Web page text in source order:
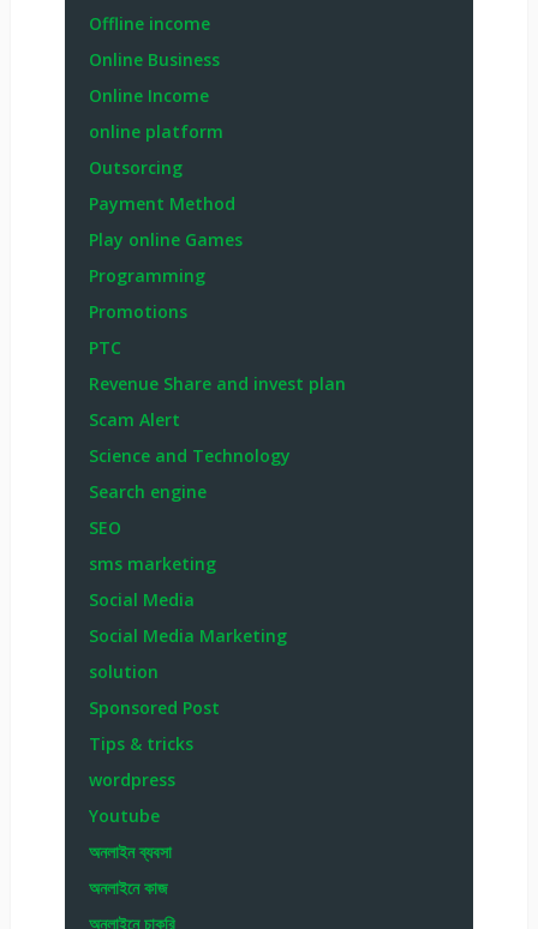
Offline income
Online Business
Online Income
online platform
Outsorcing
Payment Method
Play online Games
Programming
Promotions
PTC
Revenue Share and invest plan
Scam Alert
Science and Technology
Search engine
SEO
sms marketing
Social Media
Social Media Marketing
solution
Sponsored Post
Tips & tricks
wordpress
Youtube
অনলাইন ব্যবসা
অনলাইনে কাজ
অনলাইনে চাকরি